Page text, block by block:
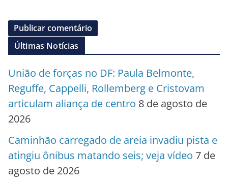
Últimas Notícias
União de forças no DF: Paula Belmonte,
Reguffe, Cappelli, Rollemberg e Cristovam
articulam aliança de centro 8 de agosto de
2026
Caminhão carregado de areia invadiu pista e
atingiu ônibus matando seis; veja vídeo 7 de
agosto de 2026